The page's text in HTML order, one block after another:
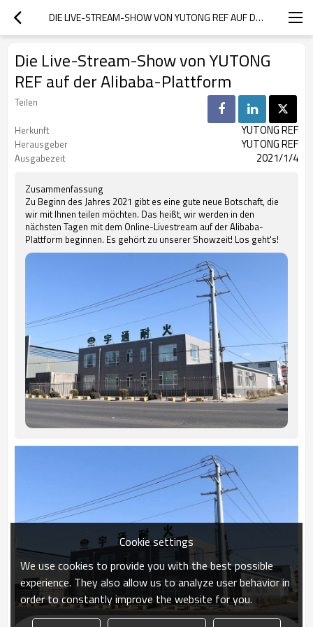
DIE LIVE-STREAM-SHOW VON YUTONG REF AUF DER ALIBABA-PLATTFORM
Die Live-Stream-Show von YUTONG
REF auf der Alibaba-Plattform
Teilen
Herkunft
YUTONG REF
Herausgeber YUTONG REF
Ausgabezeit 2021/1/4
Zusammenfassung
Zu Beginn des Jahres 2021 gibt es eine gute neue Botschaft, die
wir mit Ihnen teilen möchten. Das heißt, wir werden in den
nächsten Tagen mit dem Online-Livestream auf der Alibaba-
Plattform beginnen. Es gehört zu unserer Showzeit! Los geht's!
Cookie settings
We use cookies to provide you with the best possible
experience. They also allow us to analyze user behavior in
order to constantly improve the website for you.